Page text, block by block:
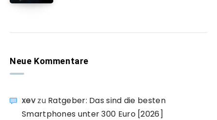
Neue Kommentare
xevzu Ratgeber: Das sind die besten
Smartphones unter 300 Euro [2026]